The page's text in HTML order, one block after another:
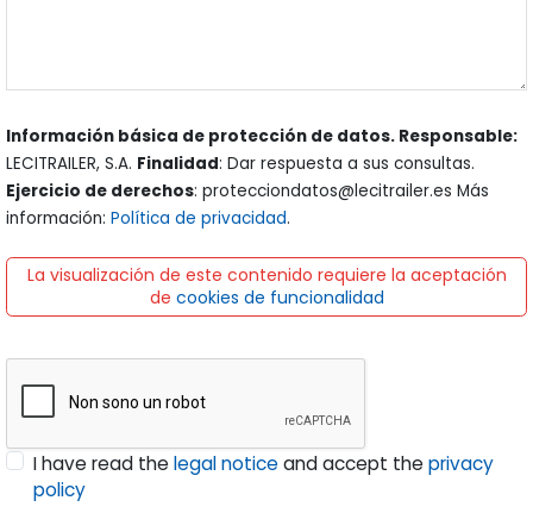
Información básica de protección de datos. Responsable:
LECITRAILER, S.A. Finalidad: Dar respuesta a sus consultas.
Ejercicio de derechos: protecciondatos@lecitrailer.es Más
información: Política de privacidad.
La visualización de este contenido requiere la aceptación
de cookies de funcionalidad
I have read thelegal noticeand accept theprivacy
policy